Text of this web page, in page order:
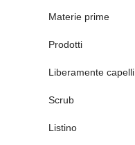
Materie prime
Prodotti
Liberamente capelli
Scrub
Listino